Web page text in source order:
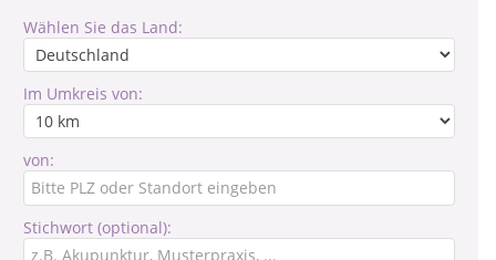
Wählen Sie das Land:
Im Umkreis von:
von:
Stichwort (optional):